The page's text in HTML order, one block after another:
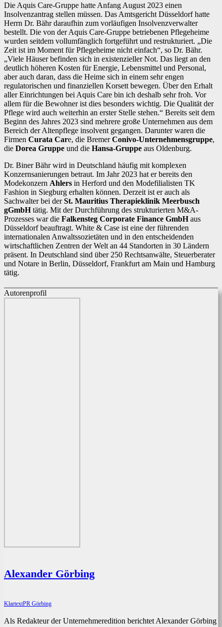
Die Aquis Care-Gruppe hatte Anfang August 2023 einen
Insolvenzantrag stellen müssen. Das Amtsgericht Düsseldorf hatte
Herrn Dr. Bähr daraufhin zum vorläufigen Insolvenzverwalter
bestellt. Die von der Aquis Care-Gruppe betriebenen Pflegeheime
wurden seitdem vollumfänglich fortgeführt und restrukturiert. „Die
Zeit ist im Moment für Pflegeheime nicht einfach“, so Dr. Bähr.
„Viele Häuser befinden sich in existenzieller Not. Das liegt an den
deutlich höheren Kosten für Energie, Lebensmittel und Personal,
aber auch daran, dass die Heime sich in einem sehr engen
regulatorischen und finanziellen Korsett bewegen. Über den Erhalt
aller Einrichtungen bei Aquis Care bin ich deshalb sehr froh. Vor
allem für die Bewohner ist dies besonders wichtig. Die Qualität der
Pflege wird auch weiterhin an erster Stelle stehen.“ Bereits seit dem
Beginn des Jahres 2023 sind mehrere große Unternehmen aus dem
Bereich der Altenpflege insolvent gegangen. Darunter waren die
Firmen Curata Care, die BremerConivo-Unternehmensgruppe,
die Dorea Gruppe und die Hansa-Gruppe aus Oldenburg.
Dr. Biner Bähr wird in Deutschland häufig mit komplexen
Konzernsanierungen betraut. Im Jahr 2023 hat er bereits den
Modekonzern Ahlers in Herford und den Modefilialisten TK
Fashion in Siegburg erhalten können. Derzeit ist er auch als
Sachwalter bei derSt. Mauritius Therapieklinik Meerbusch
gGmbHtätig. Mit der Durchführung des strukturierten M&A-
Prozesses war die Falkensteg Corporate Finance GmbHaus
Düsseldorf beauftragt. White & Case ist eine der führenden
internationalen Anwaltssozietäten und in den entscheidenden
wirtschaftlichen Zentren der Welt an 44 Standorten in 30 Ländern
präsent. In Deutschland sind über 250 Rechtsanwälte, Steuerberater
und Notare in Berlin, Düsseldorf, Frankfurt am Main und Hamburg
tätig.
Autorenprofil
Alexander Görbing
KlartextPR Görbing
Als Redakteur der Unternehmeredition berichtet Alexander Görbing